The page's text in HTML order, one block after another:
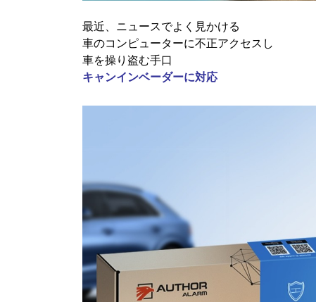
最近、ニュースでよく見かける
車のコンピューターに不正アクセスし
車を操り盗む手口
キャンインベーダーに対応